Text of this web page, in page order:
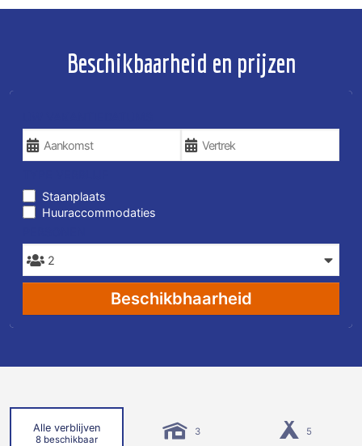
Beschikbaarheid en prijzen
Staanplaats
Huuraccommodaties
Beschikbhaarheid
Alle verblijven
8 beschikbaar
3 5